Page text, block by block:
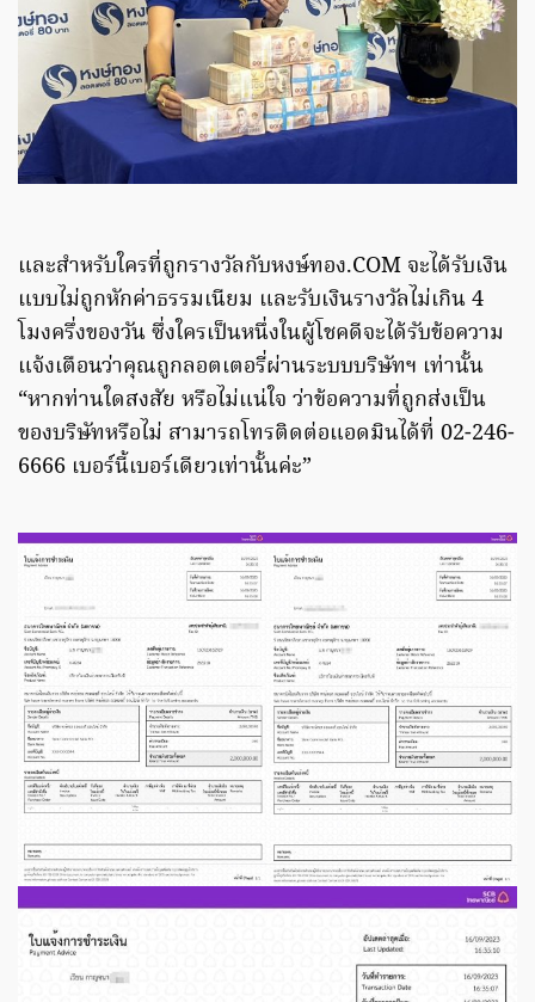
และสำหรับใครที่ถูกรางวัลกับหงษ์ทอง.COM จะได้รับเงิน
แบบไม่ถูกหักค่าธรรมเนียม และรับเงินรางวัลไม่เกิน 4
โมงครึ่งของวัน ซึ่งใครเป็นหนึ่งในผู้โชคดีจะได้รับข้อความ
แจ้งเตือนว่าคุณถูกลอตเตอรี่ผ่านระบบบริษัทฯ เท่านั้น
“หากท่านใดสงสัย หรือไม่แน่ใจ ว่าข้อความที่ถูกส่งเป็น
ของบริษัทหรือไม่ สามารถโทรติดต่อแอดมินได้ที่ 02-246-
6666 เบอร์นี้เบอร์เดียวเท่านั้นค่ะ”